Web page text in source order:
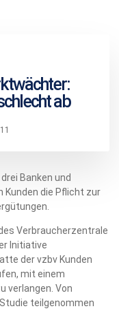
ab
Banken und
Kunden die Pflicht zur
Verbraucherzentrale
Initiative
der vzbv Kunden
mit einem
verlangen. Von
teilgenommen